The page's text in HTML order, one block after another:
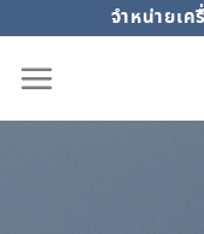
to
content
จำหน่ายเ